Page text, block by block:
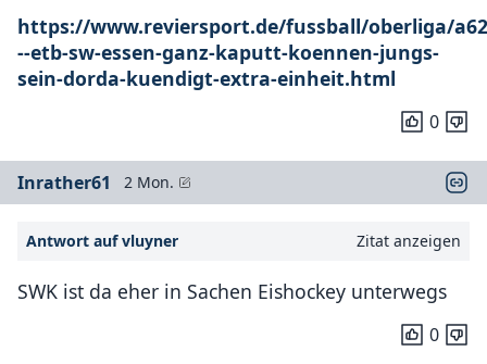
https://www.reviersport.de/fussball/oberliga/
--etb-sw-essen-ganz-kaputt-koennen-jungs-
sein-dorda-kuendigt-extra-einheit.html
0
Inrather61 2 Mon.
Antwort auf vluyner Zitat anzeigen
SWK ist da eher in Sachen Eishockey unterwegs
0